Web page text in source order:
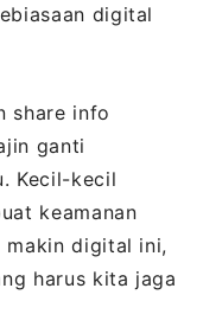
digital
share info
ganti
Kecil-kecil
keamanan
makin digital ini,
harus kita jaga